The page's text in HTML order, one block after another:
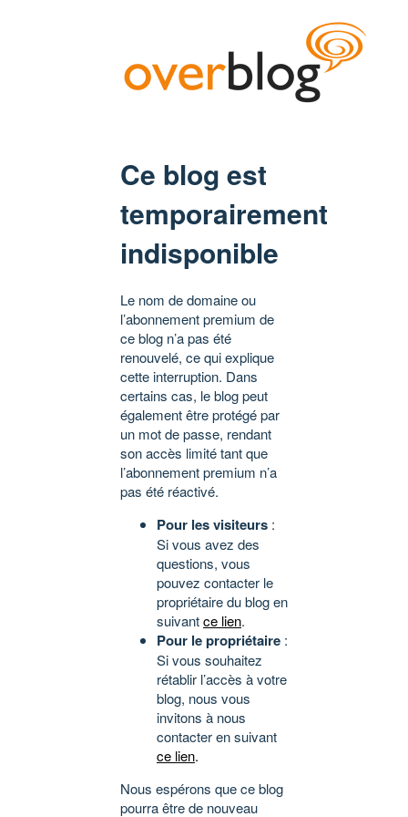
Ce blog est
temporairement
indisponible
Le nom de domaine ou
l’abonnement premium de
ce blog n’a pas été
renouvelé, ce qui explique
cette interruption. Dans
certains cas, le blog peut
également être protégé par
un mot de passe, rendant
son accès limité tant que
l’abonnement premium n’a
pas été réactivé.
Pour les visiteurs :
Si vous avez des
questions, vous
pouvez contacter le
propriétaire du blog en
suivantce lien.
Pour le propriétaire :
Si vous souhaitez
rétablir l’accès à votre
blog, nous vous
invitons à nous
contacter en suivant
ce lien.
Nous espérons que ce blog
pourra être de nouveau